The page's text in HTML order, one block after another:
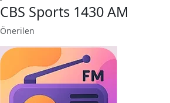
CBS Sports 1430 AM
Önerilen